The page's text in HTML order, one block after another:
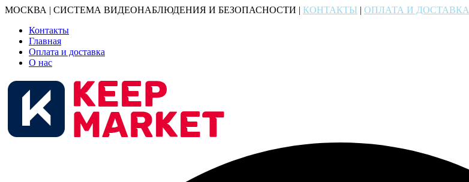
МОСКВА | СИСТЕМА ВИДЕОНАБЛЮДЕНИЯ И БЕЗОПАСНОСТИ | КОНТАКТЫ | ОПЛАТА И ДОСТАВКА
Контакты
Главная
Оплата и доставка
О нас